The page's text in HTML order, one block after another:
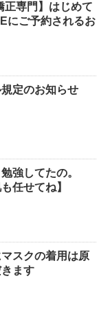
正専門】はじめて
にご予約されるお
定のお知らせ
強してたの。
任せてね】
スクの着用は原
ます